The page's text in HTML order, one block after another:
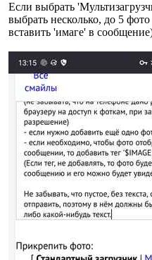
Если выбрать
выбрать несколько, до 5
вставить 'имаге' в